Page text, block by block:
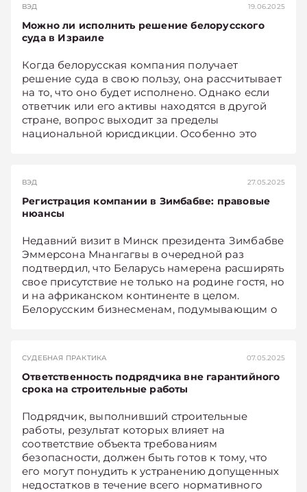
рекомендованный арбитр МАС при БелТПП
Сергей БЕЛЯВСКИЙ.
ВЭД 19.06.2025
Можно ли исполнить решение белорусского
суда в Израиле
Когда белорусская компания получает
решение суда в свою пользу, она рассчитывает
на то, что оно будет исполнено. Однако если
ответчик или его активы находятся в другой
стране, вопрос выходит за пределы
национальной юрисдикции. Особенно это
регламентированной процедурой признания
иностранных судебных актов. О том, на какие
особенности обратить внимание тем, кто хочет
в Израиле, рассказывают директор
белорусской юридической компании
«Экономические споры» Сергей БЕЛЯВСКИЙ и
руководитель израильской компании
Kolchinski law firm, адвокат Вадим (Лиран)
КОЛЬЧИНСКИЙ.
ВЭД 27.05.2025
Регистрация компании в Зимбабве: правовые
нюансы
Недавний визит в Минск президента Зимбабве
Эммерсона Мнангагвы в очередной раз
подтвердил, что Беларусь намерена расширять
свое присутствие не только на родине гостя, но
и на африканском континенте в целом.
Белорусским бизнесменам, подумывающим о
директор юридической компании
«Экономические споры» Сергей БЕЛЯВСКИЙ и
его коллега Золани БУБА, возглавляющий
СУДЕБНАЯ ПРАКТИКА 07.05.2025
Ответственность подрядчика вне гарантийного
срока на строительные работы
Подрядчик, выполнивший строительные
работы, результат которых влияет на
соответствие объекта требованиям
безопасности, должен быть готов к тому, что
его могут понудить к устранению допущенных
недостатков в течение всего нормативного